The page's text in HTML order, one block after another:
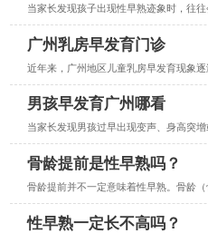
当家长发现孩子出现性早熟迹象时，往
广州乳房早发育门诊
近年来，广州地区儿童乳房早发育现象
男孩早发育广州哪看
当家长发现男孩过早出现变声、身高突
骨龄提前是性早熟吗？
骨龄提前并不一定意味着性早熟。骨龄
性早熟一定长不高吗？